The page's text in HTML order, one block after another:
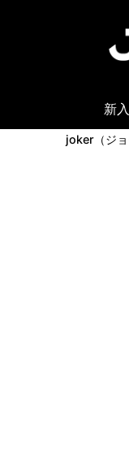
新
joker（ジ